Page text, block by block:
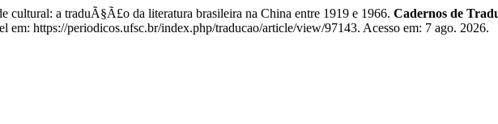
a traduÃ§Ã£o da literatura brasileira na China entre 1919 e 1966. Cadernos de
https://periodicos.ufsc.br/index.php/traducao/article/view/97143. Acesso em: 7 ago. 2026.